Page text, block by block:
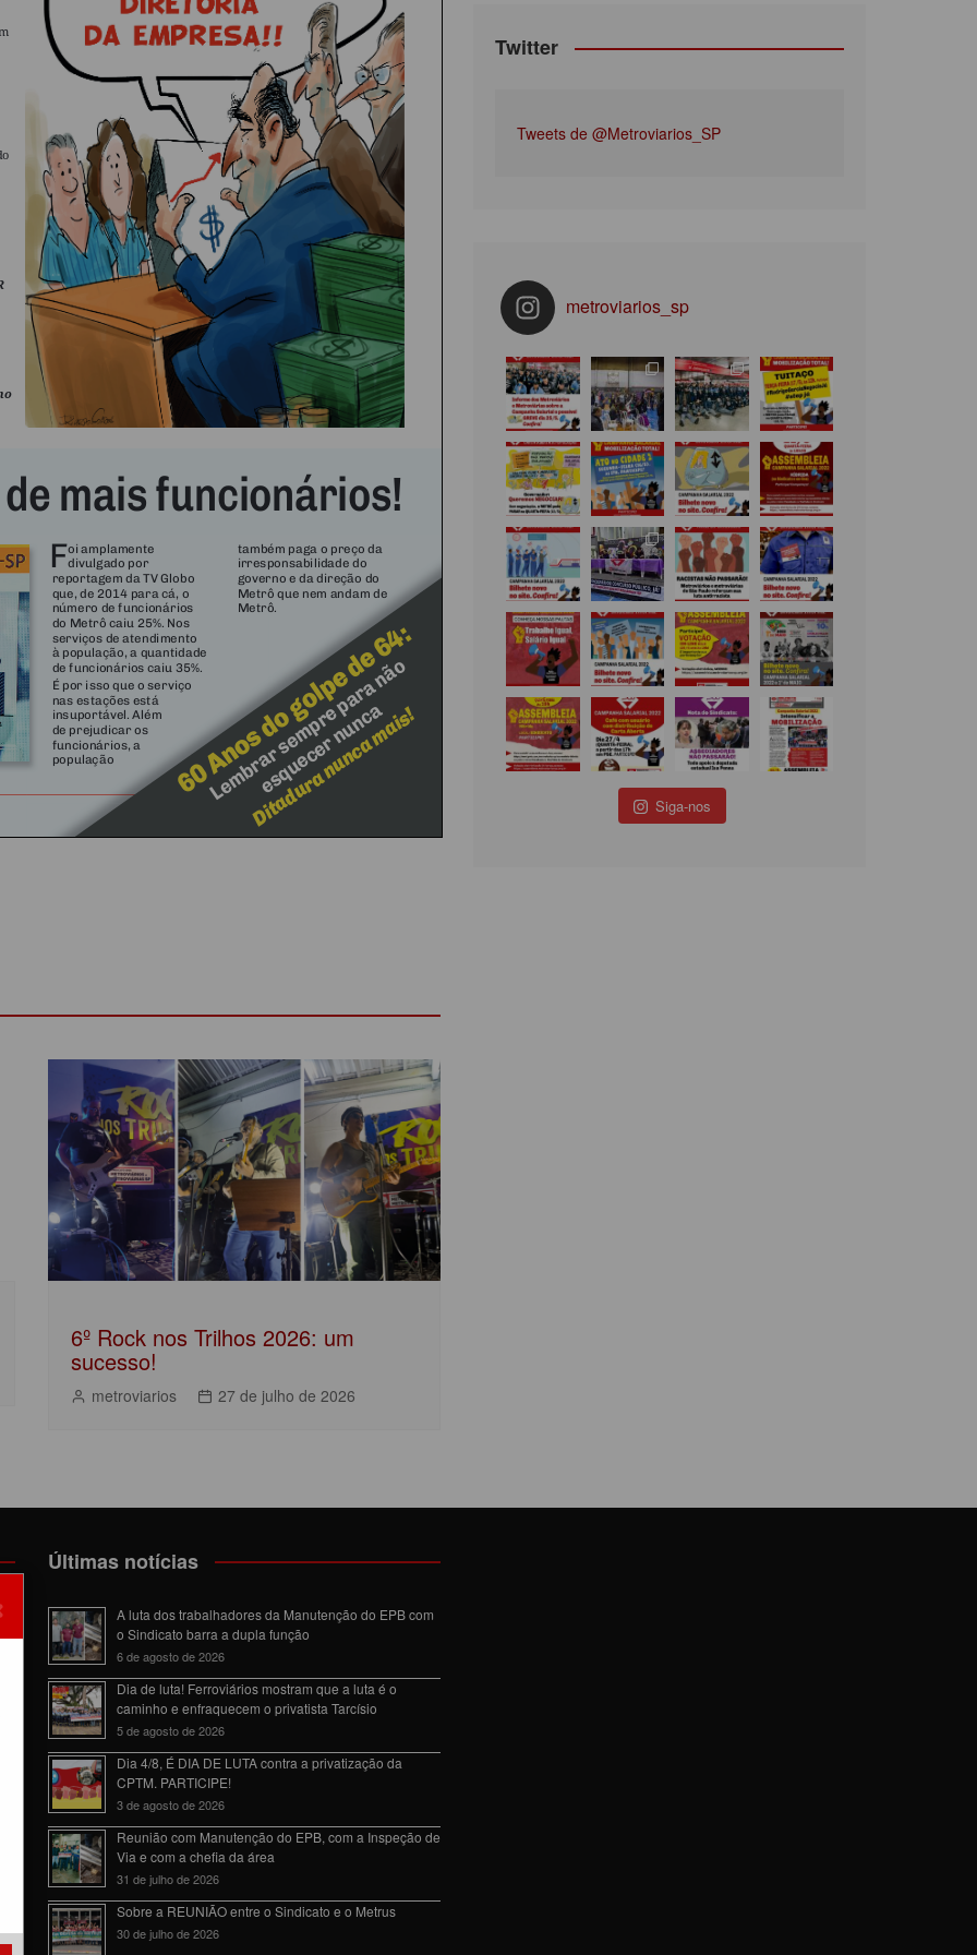
6º Rock nos Trilhos 2026: um
sucesso!
metroviarios 27 de julho de 2026
Twitter
Tweets de @Metroviarios_SP
metroviarios_sp
Siga-nos
Últimas notícias
A luta dos trabalhadores da Manutenção do EPB com
o Sindicato barra a dupla função
6 de agosto de 2026
Dia de luta! Ferroviários mostram que a luta é o
caminho e enfraquecem o privatista Tarcísio
5 de agosto de 2026
Dia 4/8, É DIA DE LUTA contra a privatização da
CPTM. PARTICIPE!
3 de agosto de 2026
Reunião com Manutenção do EPB, com a Inspeção de
Via e com a chefia da área
31 de julho de 2026
Sobre a REUNIÃO entre o Sindicato e o Metrus
30 de julho de 2026